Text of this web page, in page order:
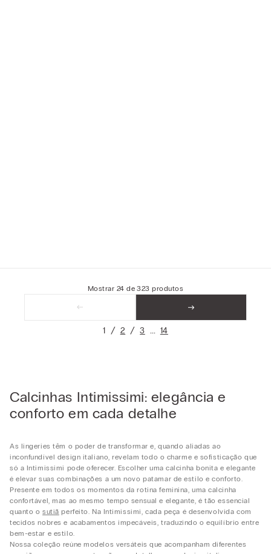
Mostrar 24 de323 produtos
1 2 3 14
Calcinhas Intimissimi: elegância e
conforto em cada detalhe
As lingeries têm o poder de transformar e, quando aliadas ao
inconfundível design italiano, revelam todo o charme e sofisticação que
só a Intimissimi pode oferecer. Escolher uma calcinha bonita e elegante
é elevar suas combinações a um novo patamar de estilo e conforto.
Presente em todos os momentos da rotina feminina, uma calcinha
confortável, mas ao mesmo tempo sensual e elegante, é tão essencial
quanto osutiã perfeito. Na Intimissimi, cada peça é desenvolvida com
tecidos nobres e acabamentos impecáveis, traduzindo o equilíbrio entre
bem-estar e estilo.
Nossa coleção reúne modelos versáteis que acompanham diferentes